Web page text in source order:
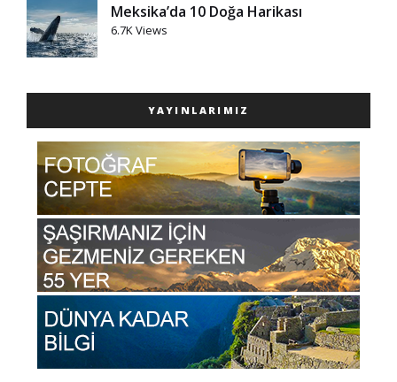
Meksika’da 10 Doğa Harikası
6.7K Views
YAYINLARIMIZ